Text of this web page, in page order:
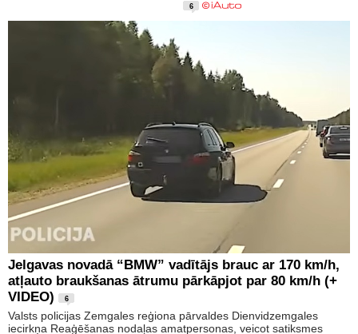
6
Jelgavas novadā “BMW” vadītājs brauc ar 170 km/h,
atļauto braukšanas ātrumu pārkāpjot par 80 km/h (+
VIDEO)
6
Valsts policijas Zemgales reģiona pārvaldes Dienvidzemgales
iecirkņa Reaģēšanas nodaļas amatpersonas, veicot satiksmes